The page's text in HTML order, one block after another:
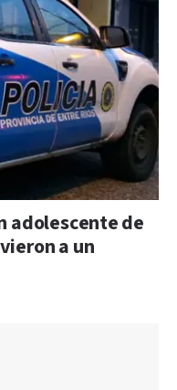
adolescente de
a un